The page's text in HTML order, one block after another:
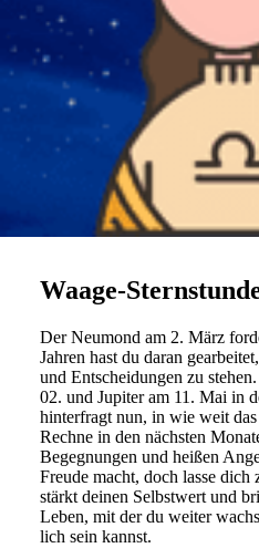
Waage-
Der Neu­mond am 2. März
Jahren hast du daran
und Ent­schei­dungen zu
02. und Jupiter am 11. Mai in
hin­ter­fragt nun, in wie weit
Rechne in den näch­sten
Begeg­nungen und heißen
Freude macht, doch lasse dich
stärkt deinen Selbst­wert und
Leben, mit der du weiter
lich sein kannst.